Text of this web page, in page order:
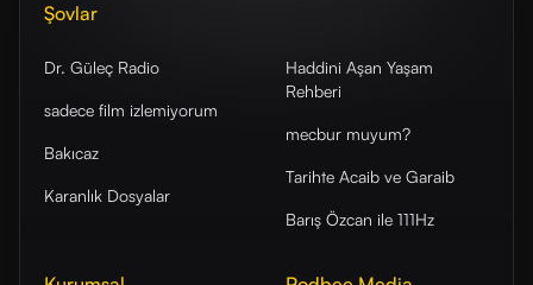
Şovlar
Dr. Güleç Radio
sadece film izlemiyorum
Bakıcaz
Karanlık Dosyalar
Haddini Aşan Yaşam
Rehberi
mecbur muyum?
Tarihte Acaib ve Garaib
Barış Özcan ile 111Hz